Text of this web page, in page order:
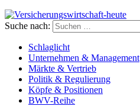
Versicherungswirtschaft-heute
Suche nach:
Schlaglicht
Unternehmen & Management
Märkte & Vertrieb
Politik & Regulierung
Köpfe & Positionen
BWV-Reihe